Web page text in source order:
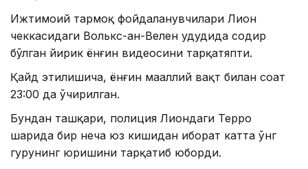
Ижтимоий тармоқ фойдаланувчилари Лион
чеккасидаги Волькс-ан-Велен ҳудудида содир
бўлган йирик ёнғин видеосини тарқатяпти.
Қайд этилишича, ёнғин маҳаллий вақт билан соат
23:00 да ўчирилган.
Бундан ташқари, полиция Лиондаги Терро
шаҳрида бир неча юз кишидан иборат катта ўнг
гуруҳнинг юришини тарқатиб юборди.